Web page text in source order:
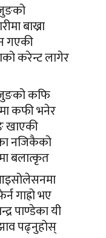
बाख्रा
गएकी
करेन्ट लागेर
कफि
कफी भनेर
खाएकी
नजिकैको
बलात्कृत
गाह्रो भए
पाण्डेका यी
पढ्नुहोस्